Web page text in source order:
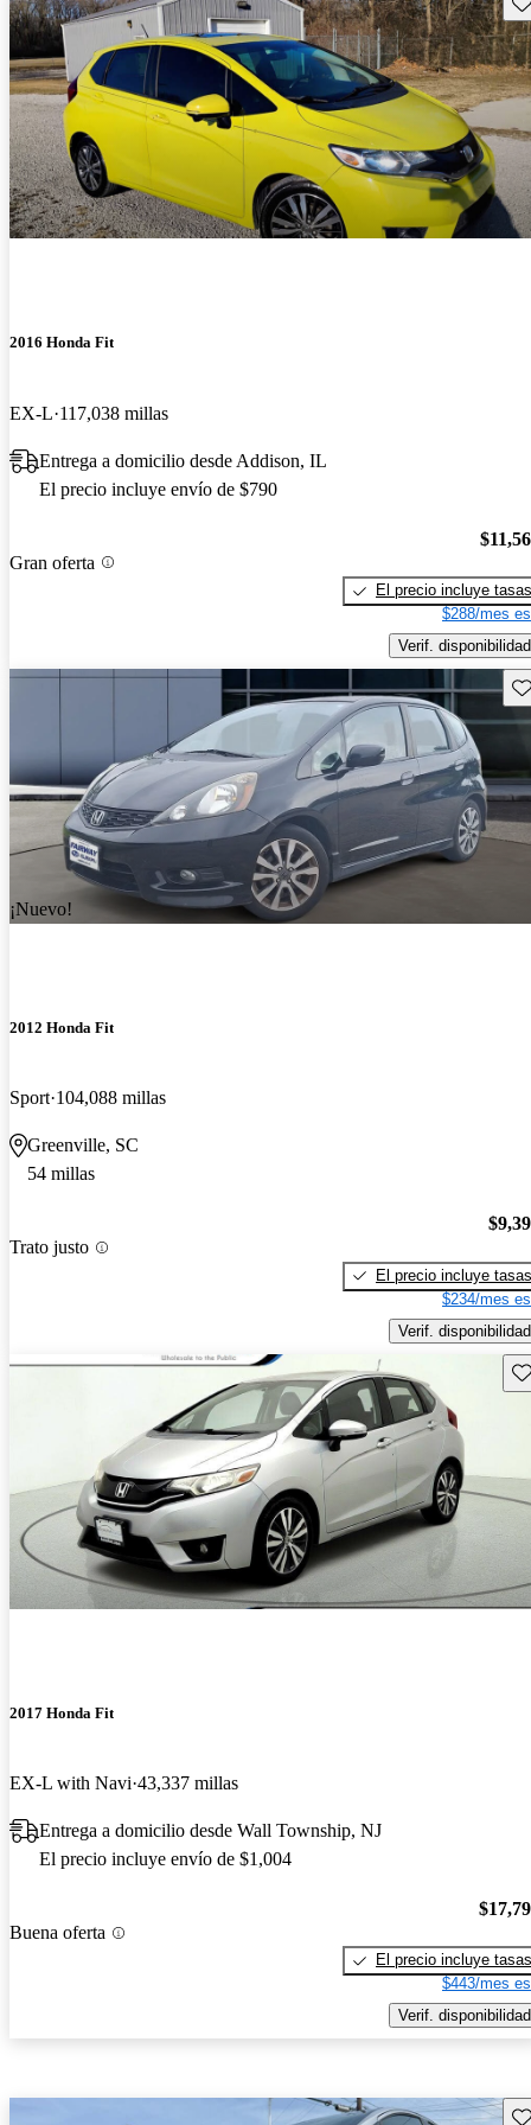
2016 Honda Fit
EX-L 117,038 millas
Entrega a domicilio desde Addison, IL
El precio incluye envío de $790
Gran oferta
El precio incluye tasas
$288/mes
Verif. disponibilidad
¡Nuevo!
2012 Honda Fit
Sport 104,088 millas
Greenville, SC
54 millas
Trato justo
El precio incluye tasas
$234/mes
Verif. disponibilidad
2017 Honda Fit
EX-L with Navi 43,337 millas
Entrega a domicilio desde Wall Township, NJ
El precio incluye envío de $1,004
Buena oferta
El precio incluye tasas
$443/mes
Verif. disponibilidad